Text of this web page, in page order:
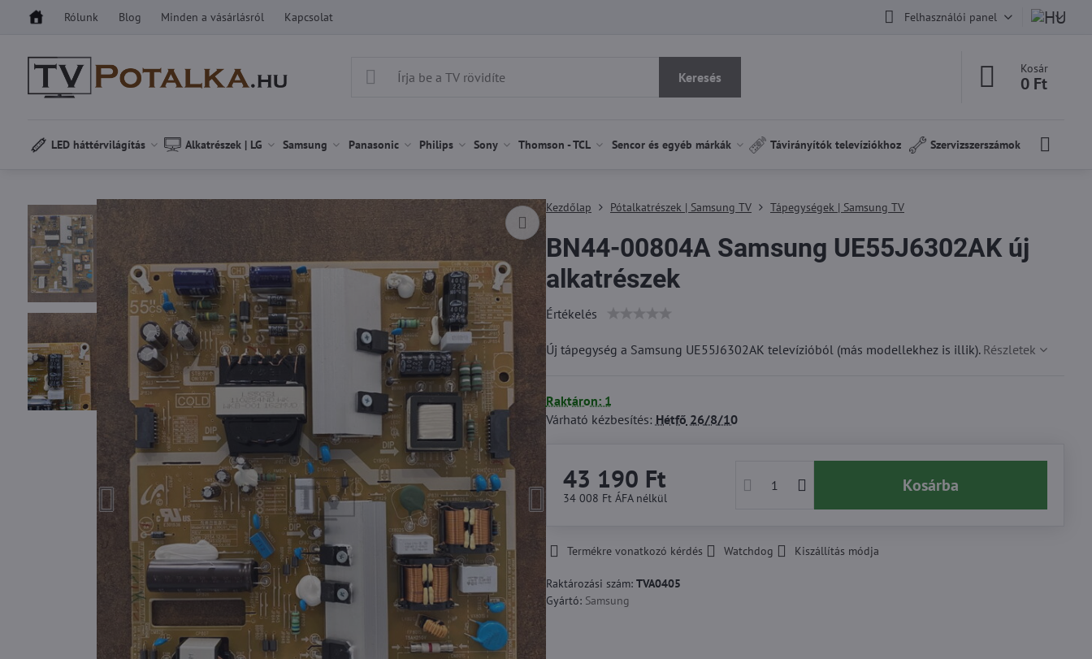
Rólunk Blog Minden a vásárlásról Kapcsolat Felhasználói panel
Keresés
Kosár
0 Ft
LED háttérvilágítás Alkatrészek | LG Samsung Panasonic Philips Sony Thomson - TCL Sencor és egyéb márkák Távirányítók televíziókhoz Szervizszerszámok
Kezdőlap Pótalkatrészek | Samsung TV Tápegységek | Samsung TV
BN44-00804A Samsung UE55J6302AK új
alkatrészek
Értékelés
Új tápegység a Samsung UE55J6302AK televízióból (más modellekhez is illik). Részletek
Raktáron: 1
Várható kézbesítés: Hétfő 26/8/10
43 190 Ft
34 008 Ft ÁFA nélkül
Kosárba
Termékre vonatkozó kérdés Watchdog Kiszállítás módja
Raktározási szám: TVA0405
Gyártó: Samsung